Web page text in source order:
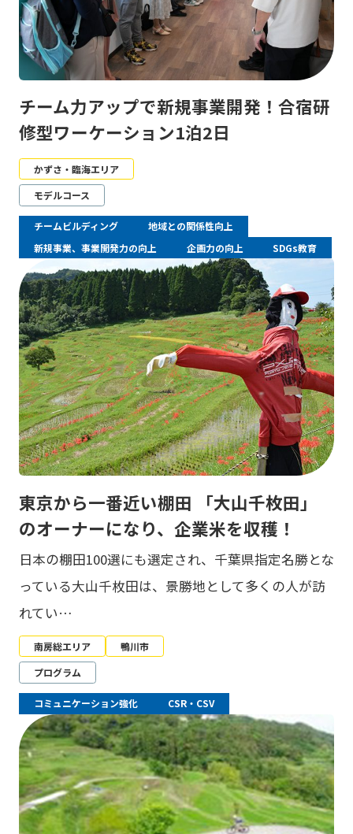
チーム力アップで新規事業開発！合宿研
修型ワーケーション1泊2日
かずさ・臨海エリア
モデルコース
チームビルディング
地域との関係性向上
新規事業、事業開発力の向上
企画力の向上 SDGs教育
東京から一番近い棚田 「大山千枚田」
のオーナーになり、企業米を収穫！
日本の棚田100選にも選定され、千葉県指定名勝とな
っている大山千枚田は、景勝地として多くの人が訪
れてい…
南房総エリア
鴨川市
プログラム
コミュニケーション強化 CSR・CSV